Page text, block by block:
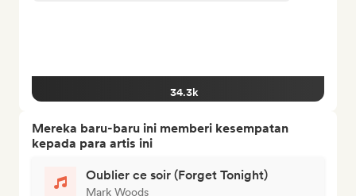
34.3k
Mereka baru-baru ini memberi kesempatan
kepada para artis ini
Oublier ce soir (Forget Tonight)
Mark Woods